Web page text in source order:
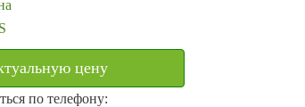
цену
по телефону: